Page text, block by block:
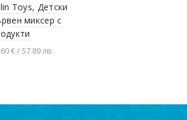
Toys, Детски
миксер с
€ / 57.89 лв.